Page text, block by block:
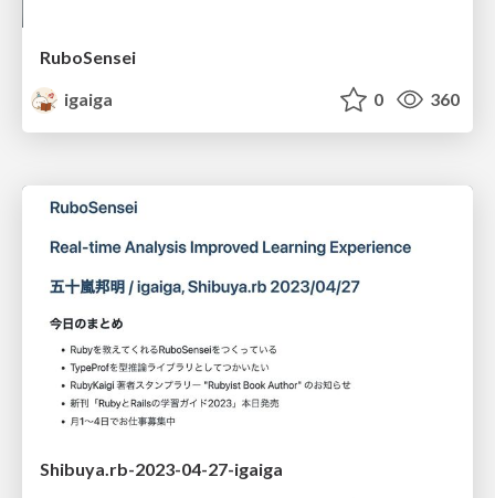
RuboSensei
igaiga
0 360
Shibuya.rb-2023-04-27-igaiga